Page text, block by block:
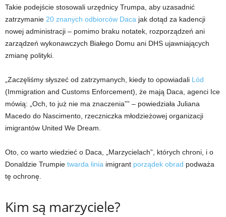
Takie podejście stosowali urzędnicy Trumpa, aby uzasadnić
zatrzymanie 20 znanych odbiorców Daca jak dotąd za kadencji
nowej administracji – pomimo braku notatek, rozporządzeń ani
zarządzeń wykonawczych Białego Domu ani DHS ujawniających
zmianę polityki.
„Zaczęliśmy słyszeć od zatrzymanych, kiedy to opowiadali Lód
(Immigration and Customs Enforcement), że mają Daca, agenci Ice
mówią: „Och, to już nie ma znaczenia”” – powiedziała Juliana
Macedo do Nascimento, rzeczniczka młodzieżowej organizacji
imigrantów United We Dream.
Oto, co warto wiedzieć o Daca, „Marzycielach”, których chroni, i o
Donaldzie Trumpie twarda linia imigrant porządek obrad podważa
tę ochronę.
Kim są marzyciele?